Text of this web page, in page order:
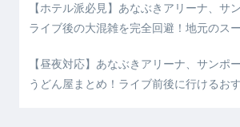
【ホテル派必見】あなぶきアリーナ、サ
ライブ後の大混雑を完全回避！地元のス
【昼夜対応】あなぶきアリーナ、サンポ
うどん屋まとめ！ライブ前後に行けるお